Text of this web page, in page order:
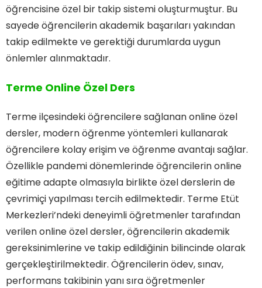
öğrencisine özel bir takip sistemi oluşturmuştur. Bu
sayede öğrencilerin akademik başarıları yakından
takip edilmekte ve gerektiği durumlarda uygun
önlemler alınmaktadır.
Terme Online Özel Ders
Terme ilçesindeki öğrencilere sağlanan online özel
dersler, modern öğrenme yöntemleri kullanarak
öğrencilere kolay erişim ve öğrenme avantajı sağlar.
Özellikle pandemi dönemlerinde öğrencilerin online
eğitime adapte olmasıyla birlikte özel derslerin de
çevrimiçi yapılması tercih edilmektedir. Terme Etüt
Merkezleri’ndeki deneyimli öğretmenler tarafından
verilen online özel dersler, öğrencilerin akademik
gereksinimlerine ve takip edildiğinin bilincinde olarak
gerçekleştirilmektedir. Öğrencilerin ödev, sınav,
performans takibinin yanı sıra öğretmenler